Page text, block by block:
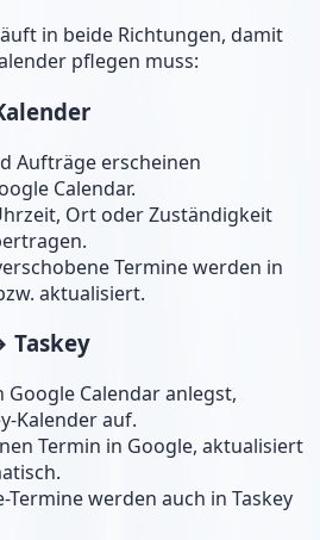
in beide Richtungen, damit
pflegen muss:
Aufträge erscheinen
Calendar.
Ort oder Zuständigkeit
Termine werden in
aktualisiert.
Taskey
Google Calendar anlegst,
Kalender auf.
Termin in Google, aktualisiert
Termine werden auch in Taskey